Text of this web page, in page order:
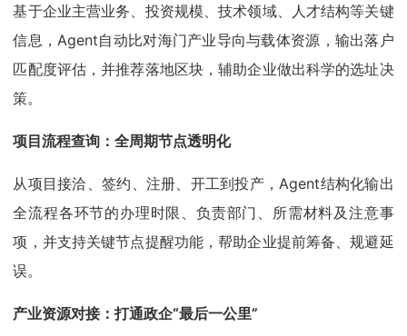
基于企业主营业务、投资规模、技术领域、人才结构等关键
信息，Agent自动比对海门产业导向与载体资源，输出落户
匹配度评估，并推荐落地区块，辅助企业做出科学的选址决
策。
项目流程查询：全周期节点透明化
从项目接洽、签约、注册、开工到投产，Agent结构化输出
全流程各环节的办理时限、负责部门、所需材料及注意事
项，并支持关键节点提醒功能，帮助企业提前筹备、规避延
误。
产业资源对接：打通政企“最后一公里”